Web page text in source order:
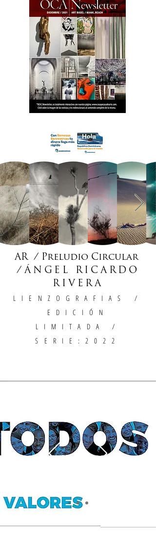
AR / Preludio Circular
/ÁNGEL RICARDO
RIVERA
LIENZOGRAFIAS
/
EDICIÓN
LIMITADA /
SERIE:2022